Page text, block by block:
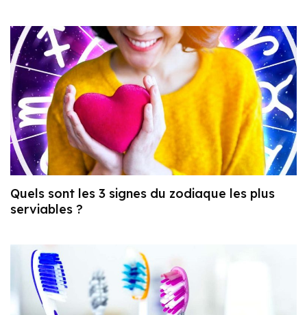
Quels sont les 3 signes du zodiaque les plus
serviables ?